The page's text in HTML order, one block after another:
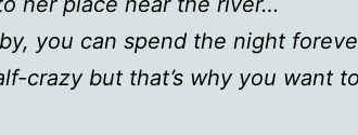
you can spend the night
crazy but that’s why you want to